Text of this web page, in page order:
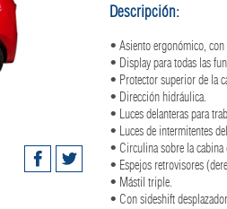
Descripción:
• Asiento ergonómico,
• Display para todas las
• Protector superior de la
• Dirección hidráulica.
• Luces delanteras para
• Luces de intermitentes
• Circulina sobre la cabina
• Espejos retrovisores
• Mástil triple.
• Con sideshift